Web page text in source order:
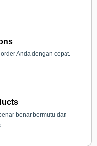
Anda dengan cepat.
benar bermutu dan